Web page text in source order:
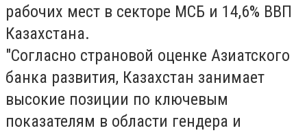
рабочих мест в секторе МСБ и 14,6% ВВП
Казахстана.
"Согласно страновой оценке Азиатского
банка развития, Казахстан занимает
высокие позиции по ключевым
показателям в области гендера и